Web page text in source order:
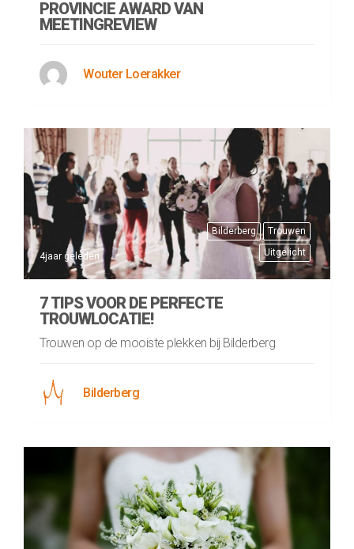
PROVINCIE AWARD VAN
MEETINGREVIEW
Wouter Loerakker
Bilderberg
Trouwen
Uitgelicht
4jaar geleden
7 TIPS VOOR DE PERFECTE
TROUWLOCATIE!
Trouwen op de mooiste plekken bij Bilderberg
Bilderberg